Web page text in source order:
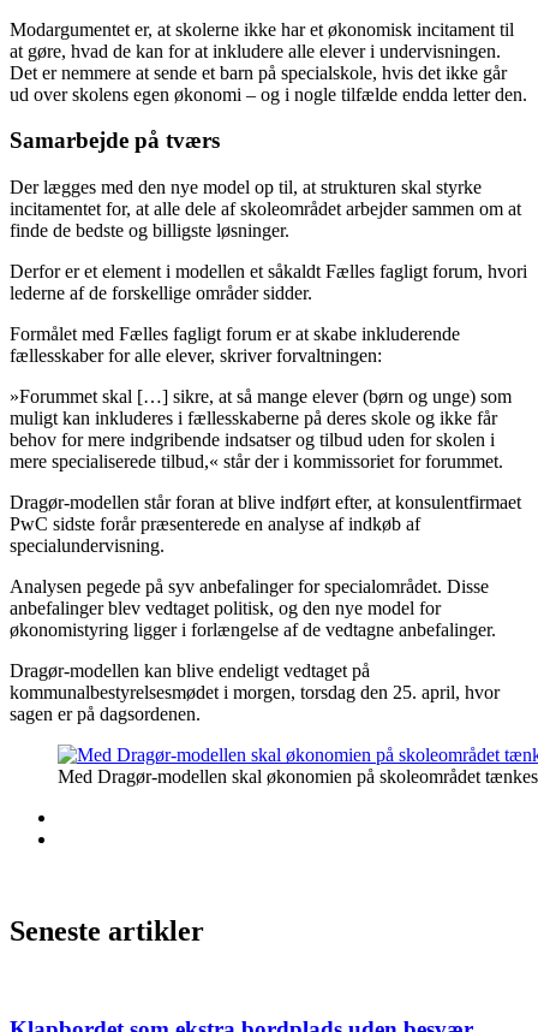
Modargumentet er, at skolerne ikke har et økonomisk incitament til
at gøre, hvad de kan for at inkludere alle elever i undervisningen.
Det er nemmere at sende et barn på specialskole, hvis det ikke går
ud over skolens egen økonomi – og i nogle tilfælde endda letter den.
Samarbejde på tværs
Der lægges med den nye model op til, at strukturen skal styrke
incitamentet for, at alle dele af skoleområdet arbejder sammen om at
finde de bedste og billigste løsninger.
Derfor er et element i modellen et såkaldt Fælles fagligt forum, hvori
lederne af de forskellige områder sidder.
Formålet med Fælles fagligt forum er at skabe inkluderende
fællesskaber for alle elever, skriver forvaltningen:
»Forummet skal […] sikre, at så mange elever (børn og unge) som
muligt kan inkluderes i fællesskaberne på deres skole og ikke får
behov for mere indgribende indsatser og tilbud uden for skolen i
mere specialiserede tilbud,« står der i kommissoriet for forummet.
Dragør-modellen står foran at blive indført efter, at konsulentfirmaet
PwC sidste forår præsenterede en analyse af indkøb af
specialundervisning.
Analysen pegede på syv anbefalinger for specialområdet. Disse
anbefalinger blev vedtaget politisk, og den nye model for
økonomistyring ligger i forlængelse af de vedtagne anbefalinger.
Dragør-modellen kan blive endeligt vedtaget på
kommunalbestyrelsesmødet i morgen, torsdag den 25. april, hvor
sagen er på dagsordenen.
Med Dragør-modellen skal økonomien på skoleområdet
Seneste artikler